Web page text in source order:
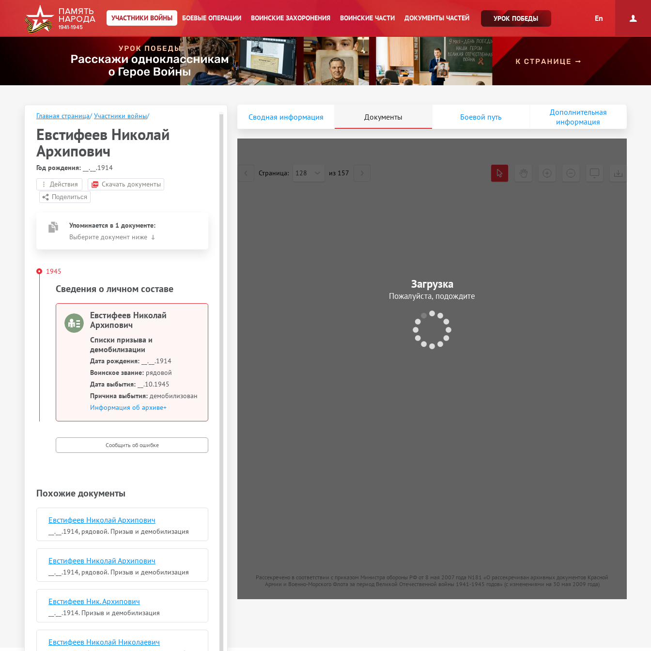
УЧАСТНИКИ ВОЙНЫ БОЕВЫЕ ОПЕРАЦИИ ВОИНСКИЕ ЗАХОРОНЕНИЯ ВОИНСКИЕ ЧАСТИ ДОКУМЕНТЫ ЧАСТЕЙ УРОК ПОБЕДЫ En
Главная страница/ Участники войны/
Евстифеев Николай
Архипович
Год рождения: __.__.1914
Действия
Скачать документы
Упоминается в 1 документе:
Выберите документ ниже
1945
Сведения о личном составе
Евстифеев Николай
Архипович
Списки призыва и
демобилизации
Дата рождения: __.__.1914
Воинское звание: рядовой
Дата выбытия: __.10.1945
Причина выбытия: демобилизован
Информация об архиве+
Похожие документы
Евстифеев Николай Архипович
__.__.1914, рядовой. Призыв и демобилизация
Евстифеев Николай Архипович
__.__.1914, рядовой. Призыв и демобилизация
Евстифеев Ник. Архипович
__.__.1914. Призыв и демобилизация
Евстифеев Николай Николаевич
Сводная информация Документы Боевой путь
Дополнительная
информация
Страница: 128 из 157
Рассекречено в соответствии с приказом Министра обороны РФ от 8 мая 2007 года N181 «О рассекречиван архивных документов Красной
Армии и Военно-Морского Флота за период Великой Отечественной войны 1941-1945 годов» (с изменениями на 30 мая 2009 года)
Загрузка
Пожалуйста, подождите